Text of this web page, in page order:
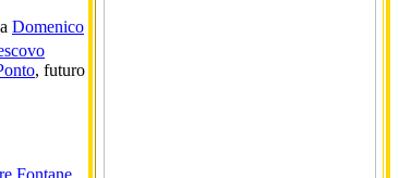
Domenico
, futuro
Fontane